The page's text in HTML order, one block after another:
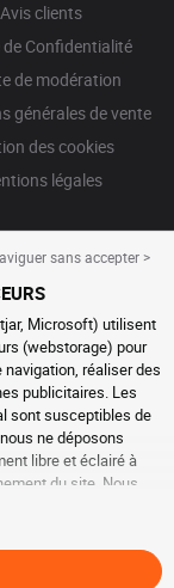
Avis clients
de Confidentialité
de modération
générales de vente
des cookies
légales
sans accepter >
Microsoft) utilisent
(webstorage) pour
réaliser des
publicitaires. Les
sont susceptibles de
ne déposons
libre et éclairé à
du site. Nous
sans accepter le
obstacle à l’accès